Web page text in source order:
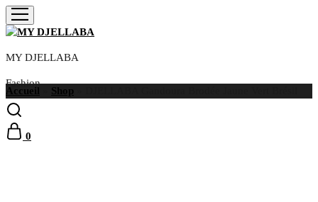
MY DJELLABA
Fashion
0
Accueil Shop
Selection